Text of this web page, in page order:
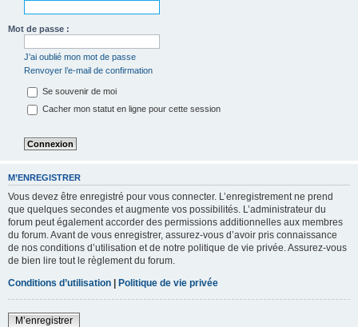
Mot de passe :
J’ai oublié mon mot de passe
Renvoyer l’e-mail de confirmation
Se souvenir de moi
Cacher mon statut en ligne pour cette session
M’ENREGISTRER
Vous devez être enregistré pour vous connecter. L’enregistrement ne prend
que quelques secondes et augmente vos possibilités. L’administrateur du
forum peut également accorder des permissions additionnelles aux membres
du forum. Avant de vous enregistrer, assurez-vous d’avoir pris connaissance
de nos conditions d’utilisation et de notre politique de vie privée. Assurez-vous
de bien lire tout le règlement du forum.
Conditions d’utilisation | Politique de vie privée
M’enregistrer